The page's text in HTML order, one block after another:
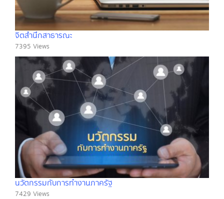
จิตสำนึกสาธารณะ
7395 Views
นวัตกรรมกับการทำงานภาครัฐ
7429 Views